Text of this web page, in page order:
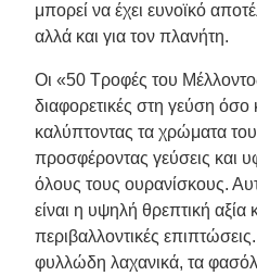
μπορεί να έχει ευνοϊκό
αλλά και για τον πλανήτη.
Οι «50 Τροφές του
διαφορετικές στη γεύση όσο
καλύπτοντας τα χρώματα
προσφέροντας γεύσεις και
όλους τους ουρανίσκους.
είναι η υψηλή θρεπτική αξία
περιβαλλοντικές
φυλλώδη λαχανικά, τα